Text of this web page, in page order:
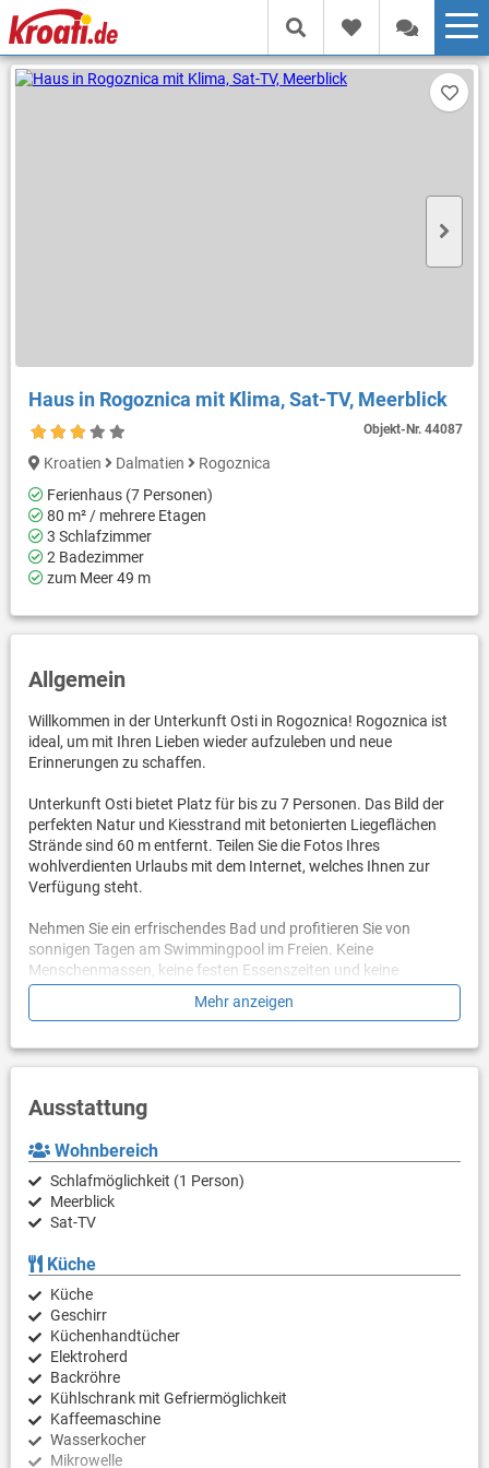
Haus in Rogoznica mit Klima, Sat-TV, Meerblick
Objekt-Nr.44087
Kroatien Dalmatien
Rogoznica
Ferienhaus (7 Personen)
80 m² / mehrere Etagen
3 Schlafzimmer
2 Badezimmer
zum Meer 49 m
Allgemein
Willkommen in der Unterkunft Osti in Rogoznica! Rogoznica ist
ideal, um mit Ihren Lieben wieder aufzuleben und neue
Erinnerungen zu schaffen.
Unterkunft Osti bietet Platz für bis zu 7 Personen. Das Bild der
perfekten Natur und Kiesstrand mit betonierten Liegeflächen
Strände sind 60 m entfernt. Teilen Sie die Fotos Ihres
wohlverdienten Urlaubs mit dem Internet, welches Ihnen zur
Verfügung steht.
Nehmen Sie ein erfrischendes Bad und profitieren Sie von
sonnigen Tagen am Swimmingpool im Freien. Keine
Menschenmassen, keine festen Essenszeiten und keine
überfüllten Terrassen – erwecken Sie Ihren inneren Koch mit
dem verfügbaren Grill und gönnen Sie sich köstliche lokale
Das Meer, die Grünfläche und den Hof.
einen erholsamen Urlaub ausgestattet: Klimaanlage, Fernseher,
Diensten.
PS: Lassen Sie sich einen Tagesausflug nicht entgehen und
tauchen Sie überall in die unberührte Natur ein. Erkunden Sie die
Sind Sie bereit, Ihren Traumurlaub Wirklichkeit werden zu
lassen? Buchen Sie Unterkunft Osti, solange noch verfügbar.
Mehr anzeigen
Ausstattung
Wohnbereich
Schlafmöglichkeit (1 Person)
Meerblick
Sat-TV
Küche
Küche
Geschirr
Küchenhandtücher
Elektroherd
Backröhre
Kühlschrank mit Gefriermöglichkeit
Kaffeemaschine
Wasserkocher
Mikrowelle